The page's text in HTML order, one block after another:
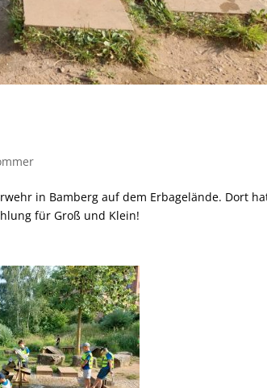
in Bamberg auf dem Erbagelände. Dort
für Groß und Klein!